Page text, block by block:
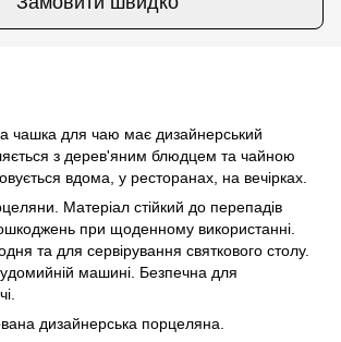
чашка для чаю має дизайнерський
з дерев'яним блюдцем та чайною
вдома, у ресторанах, на вечірках.
Матеріал стійкий до перепадів
при щоденному використанні.
та для сервірування святкового столу.
машині. Безпечна для
дизайнерська порцеляна.